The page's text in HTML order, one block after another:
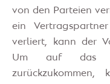
von den Parteien
ein
verliert, kann der
Um auf das